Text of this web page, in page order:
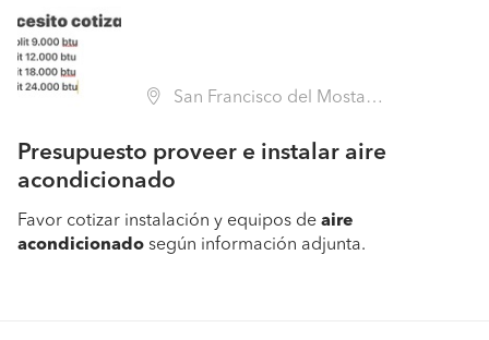
San Francisco del Mostazal (Región VI Libertador B. O'Higgins - Cachapoal)
Presupuesto proveer e instalar aire
acondicionado
Favor cotizar instalación y equipos de aire
acondicionado según información adjunta.